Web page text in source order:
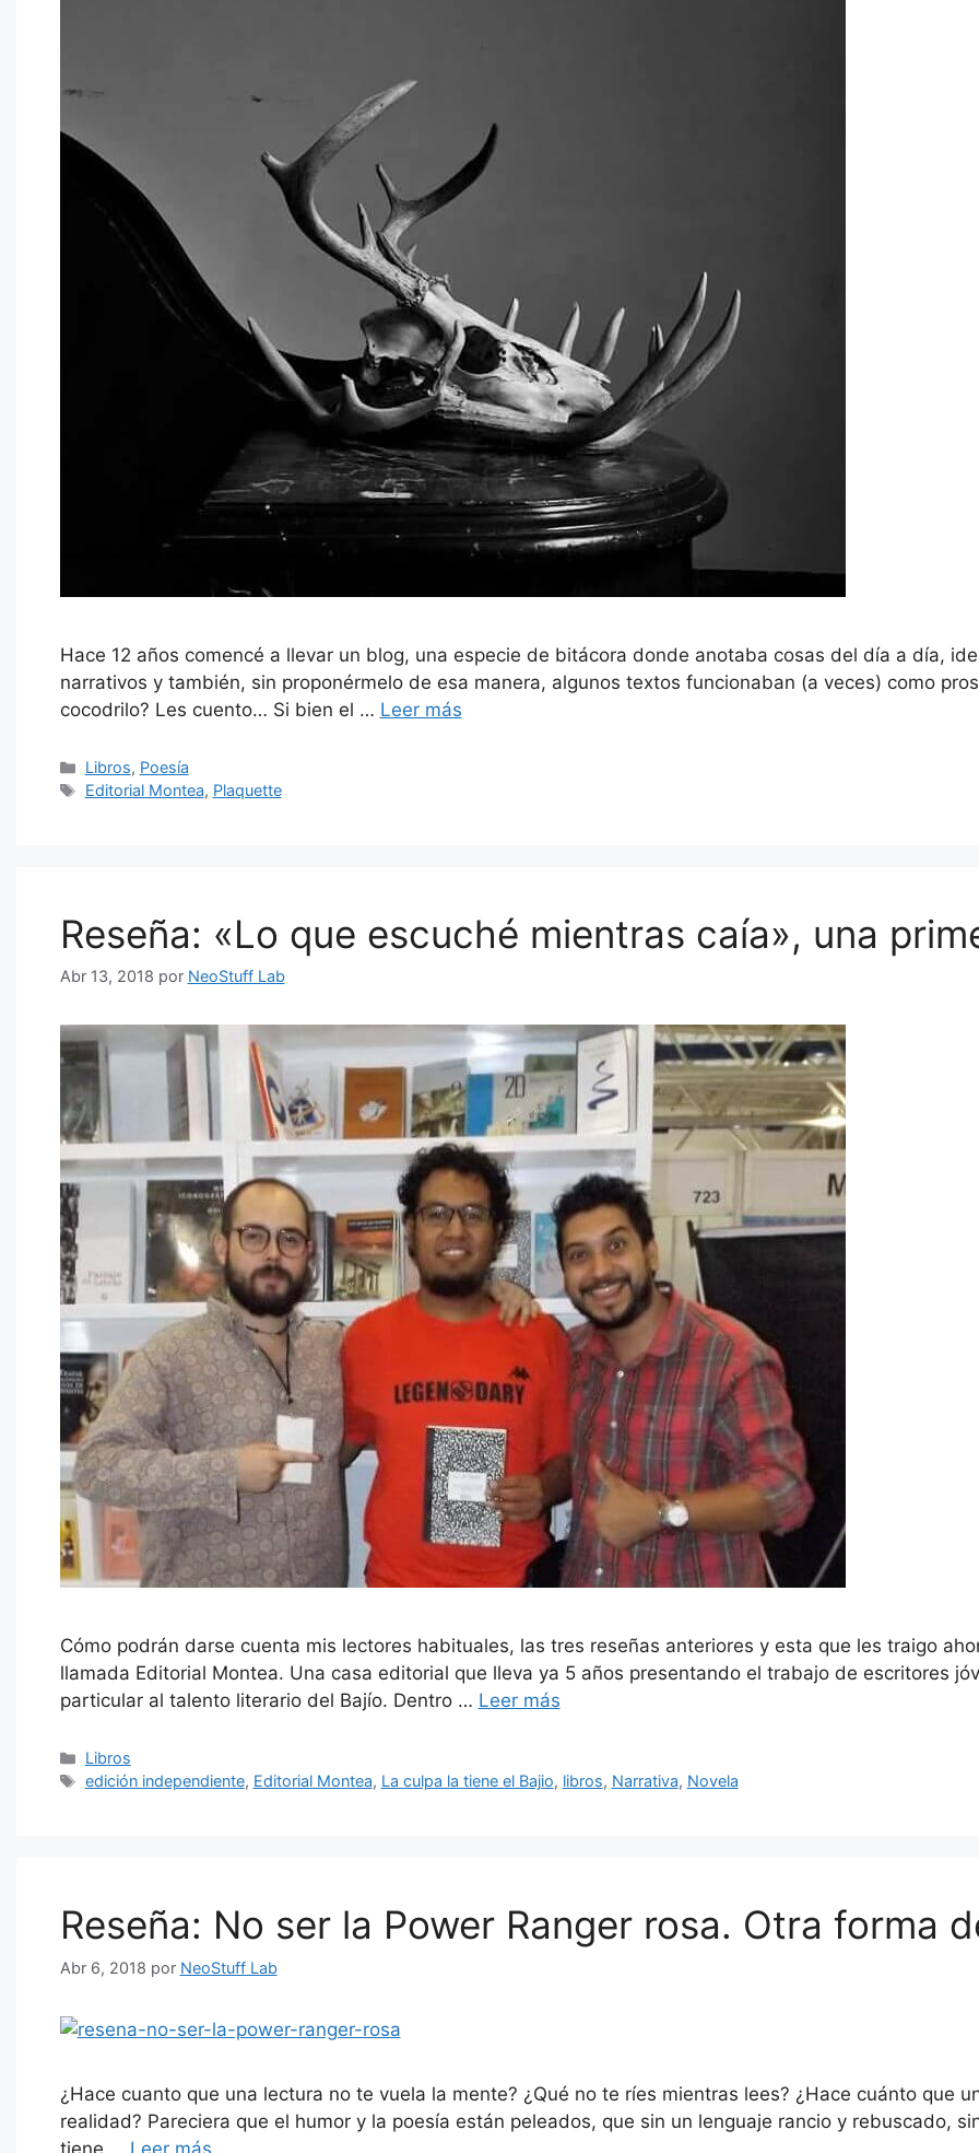
Hace 12 años comencé a llevar un blog, una especie de bitácora donde anotaba cosas del día a día,
narrativos y también, sin proponérmelo de esa manera, algunos textos funcionaban (a veces) como
cocodrilo? Les cuento… Si bien el … Leer más
Categorías
Libros, Poesía
Etiquetas
Editorial Montea, Plaquette
Reseña: «Lo que escuché mientras caía», una
Abr 13, 2018 por NeoStuff Lab
Cómo podrán darse cuenta mis lectores habituales, las tres reseñas anteriores y esta que les traigo
llamada Editorial Montea. Una casa editorial que lleva ya 5 años presentando el trabajo de escritores
particular al talento literario del Bajío. Dentro … Leer más
Categorías
Libros
Etiquetas
edición independiente, Editorial Montea, La culpa la tiene el Bajio, libros, Narrativa, Novela
Reseña: No ser la Power Ranger rosa. Otra forma
Abr 6, 2018 por NeoStuff Lab
¿Hace cuanto que una lectura no te vuela la mente? ¿Qué no te ríes mientras lees? ¿Hace cuánto que
realidad? Pareciera que el humor y la poesía están peleados, que sin un lenguaje rancio y rebuscado,
tiene … Leer más